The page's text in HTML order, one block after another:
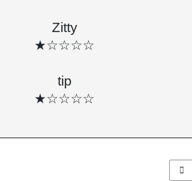
Zitty
★☆☆☆☆
tip
★☆☆☆☆